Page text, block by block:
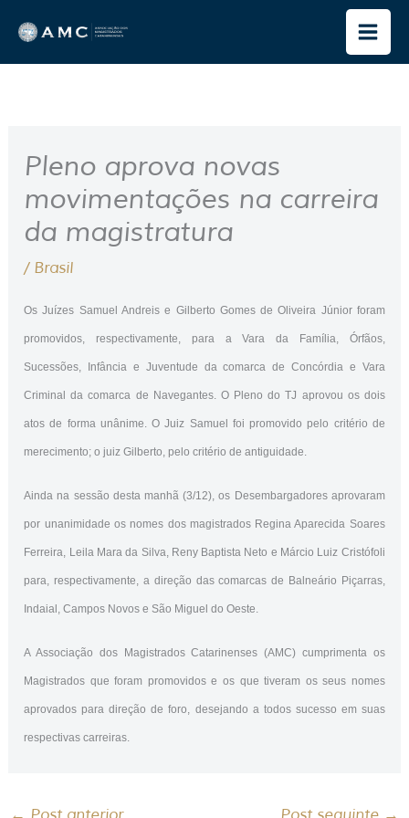
para
o
Pleno aprova novas
movimentações na carreira
da magistratura
/ Brasil
Os Juízes Samuel Andreis e Gilberto Gomes de Oliveira Júnior foram
promovidos, respectivamente, para a Vara da Família, Órfãos,
Sucessões, Infância e Juventude da comarca de Concórdia e Vara
Criminal da comarca de Navegantes. O Pleno do TJ aprovou os dois
atos de forma unânime. O Juiz Samuel foi promovido pelo critério de
merecimento; o juiz Gilberto, pelo critério de antiguidade.
Ainda na sessão desta manhã (3/12), os Desembargadores aprovaram
por unanimidade os nomes dos magistrados Regina Aparecida Soares
Ferreira, Leila Mara da Silva, Reny Baptista Neto e Márcio Luiz Cristófoli
para, respectivamente, a direção das comarcas de Balneário Piçarras,
Indaial, Campos Novos e São Miguel do Oeste.
A Associação dos Magistrados Catarinenses (AMC) cumprimenta os
Magistrados que foram promovidos e os que tiveram os seus nomes
aprovados para direção de foro, desejando a todos sucesso em suas
respectivas carreiras.